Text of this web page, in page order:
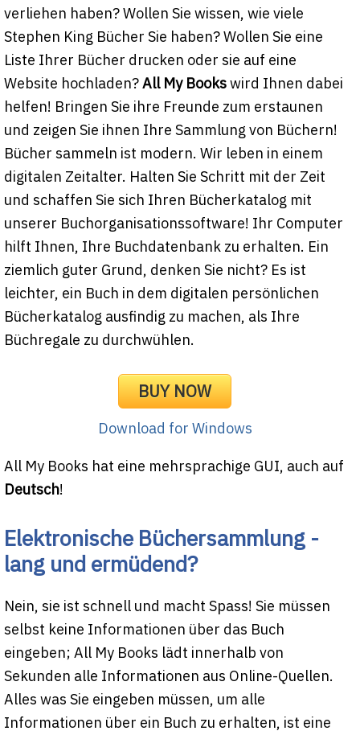
verliehen haben? Wollen Sie wissen, wie viele
Stephen King Bücher Sie haben? Wollen Sie eine
Liste Ihrer Bücher drucken oder sie auf eine
Website hochladen?All My Bookswird Ihnen dabei
helfen! Bringen Sie ihre Freunde zum erstaunen
und zeigen Sie ihnen Ihre Sammlung von Büchern!
Bücher sammeln ist modern. Wir leben in einem
digitalen Zeitalter. Halten Sie Schritt mit der Zeit
und schaffen Sie sich Ihren Bücherkatalog mit
unserer Buchorganisationssoftware! Ihr Computer
hilft Ihnen, Ihre Buchdatenbank zu erhalten. Ein
ziemlich guter Grund, denken Sie nicht? Es ist
leichter, ein Buch in dem digitalen persönlichen
Bücherkatalog ausfindig zu machen, als Ihre
Büchregale zu durchwühlen.
BUY NOW
Download for Windows
All My Books hat eine mehrsprachige GUI, auch auf
Deutsch!
Elektronische Büchersammlung -
lang und ermüdend?
Nein, sie ist schnell und macht Spass! Sie müssen
selbst keine Informationen über das Buch
eingeben; All My Books lädt innerhalb von
Sekunden alle Informationen aus Online-Quellen.
Alles was Sie eingeben müssen, um alle
Informationen über ein Buch zu erhalten, ist eine